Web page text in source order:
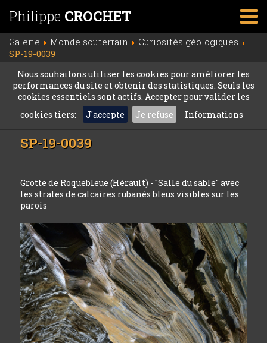
Philippe CROCHET
Galerie Monde souterrain
Curiosités géologiques
SP-19-0039
Nous souhaitons utiliser les cookies pour améliorer les
performances du site et obtenir des statistiques. Seuls les
cookies essentiels sont actifs. Accepter pour valider les
cookies tiers:
J'accepte Je refuse Informations
SP-19-0039
Grotte de Roquebleue (Hérault) - "Salle du sable" avec
les strates de calcaires rubanés bleus visibles sur les
parois